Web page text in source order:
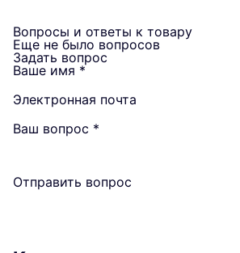
Вопросы и ответы к товару
Еще не было вопросов
Задать вопрос
Ваше имя *
Электронная почта
Ваш вопрос *
Отправить вопрос